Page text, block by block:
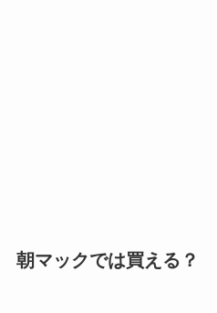
朝マックでは買える？